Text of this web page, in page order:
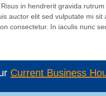
in hendrerit gravida
auctor elit sed vulputate mi sit
consectetur. In iaculis nunc
Current Business